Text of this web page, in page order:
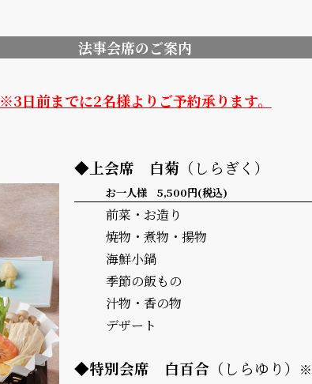
法事会席のご案内
※3日前までに2名様よりご予約承ります。
◆上会席 白菊 （しらぎく）
お一人様 5,500円(税込)
前菜・お造り
焼物・煮物・揚物
海鮮小鍋
季節の飯もの
汁物・香の物
デザート
◆特別会席 白百合 （しらゆり） ※